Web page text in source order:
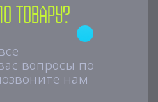
товару?
вопросы по
нам